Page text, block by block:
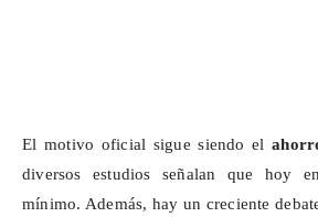
El motivo oficial sigue siendo el
diversos estudios señalan que hoy
mínimo. Además, hay un creciente